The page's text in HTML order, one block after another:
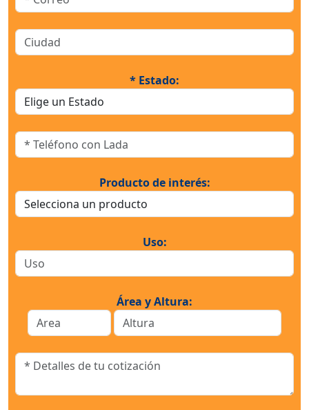
* Estado:
Producto de interés:
Uso:
Área y Altura: